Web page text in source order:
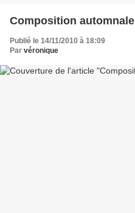
Composition automnale
Publié le 14/11/2010 à 18:09
Par véronique